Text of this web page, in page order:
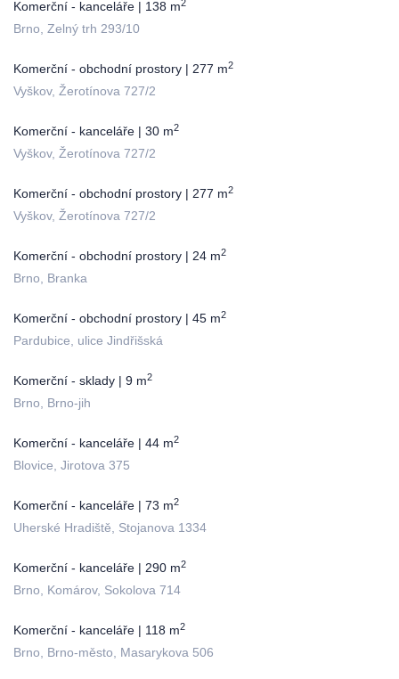
Komerční - kanceláře | 138 m2
Brno, Zelný trh 293/10
Komerční - obchodní prostory | 277 m2
Vyškov, Žerotínova 727/2
Komerční - kanceláře | 30 m2
Vyškov, Žerotínova 727/2
Komerční - obchodní prostory | 277 m2
Vyškov, Žerotínova 727/2
Komerční - obchodní prostory | 24 m2
Brno, Branka
Komerční - obchodní prostory | 45 m2
Pardubice, ulice Jindřišská
Komerční - sklady | 9 m2
Brno, Brno-jih
Komerční - kanceláře | 44 m2
Blovice, Jirotova 375
Komerční - kanceláře | 73 m2
Uherské Hradiště, Stojanova 1334
Komerční - kanceláře | 290 m2
Brno, Komárov, Sokolova 714
Komerční - kanceláře | 118 m2
Brno, Brno-město, Masarykova 506